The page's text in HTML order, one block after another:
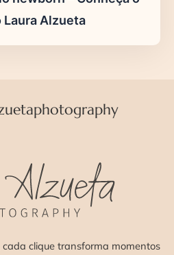
Laura Alzueta
clique transforma momentos